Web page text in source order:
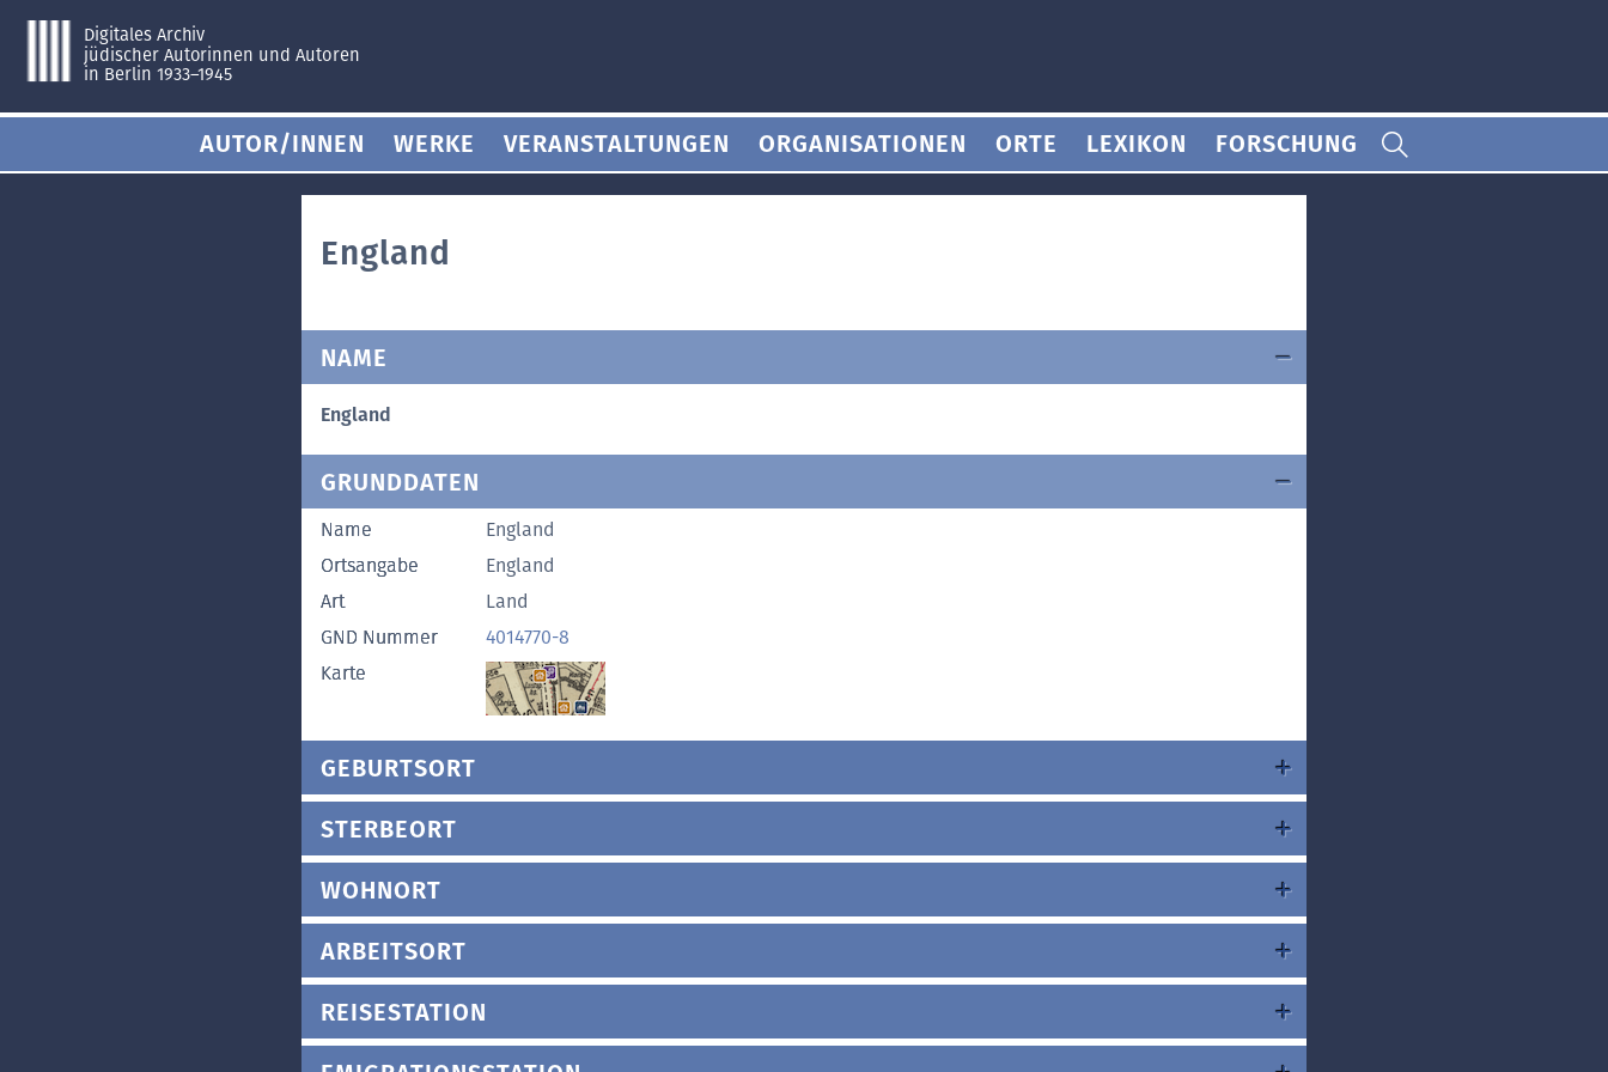
Digitales Archiv
jüdischer Autorinnen und Autoren
in Berlin 1933–1945
AUTOR/INNEN WERKE VERANSTALTUNGEN ORGANISATIONEN ORTE LEXIKON FORSCHUNG
England
NAME
England
GRUNDDATEN
Name
England
Ortsangabe
England
Art
Land
GND Nummer
4014770-8
Karte
GEBURTSORT
STERBEORT
WOHNORT
ARBEITSORT
REISESTATION